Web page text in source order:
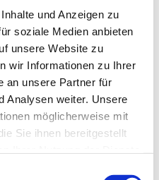
und Anzeigen zu
soziale Medien anbieten
unsere Website zu
wir Informationen zu Ihrer
an unsere Partner für
Analysen weiter. Unsere
möglicherweise mit
Sie ihnen bereitgestellt
2 Jahren
Lassen
„Schlürfie Wasser angeln“,
plündern“. Bei uns
– so behalten
Informationen über den